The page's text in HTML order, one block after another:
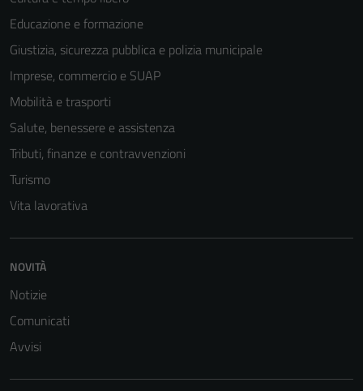
Educazione e formazione
Giustizia, sicurezza pubblica e polizia municipale
Imprese, commercio e SUAP
Mobilità e trasporti
Salute, benessere e assistenza
Tributi, finanze e contravvenzioni
Turismo
Vita lavorativa
NOVITÀ
Notizie
Comunicati
Avvisi